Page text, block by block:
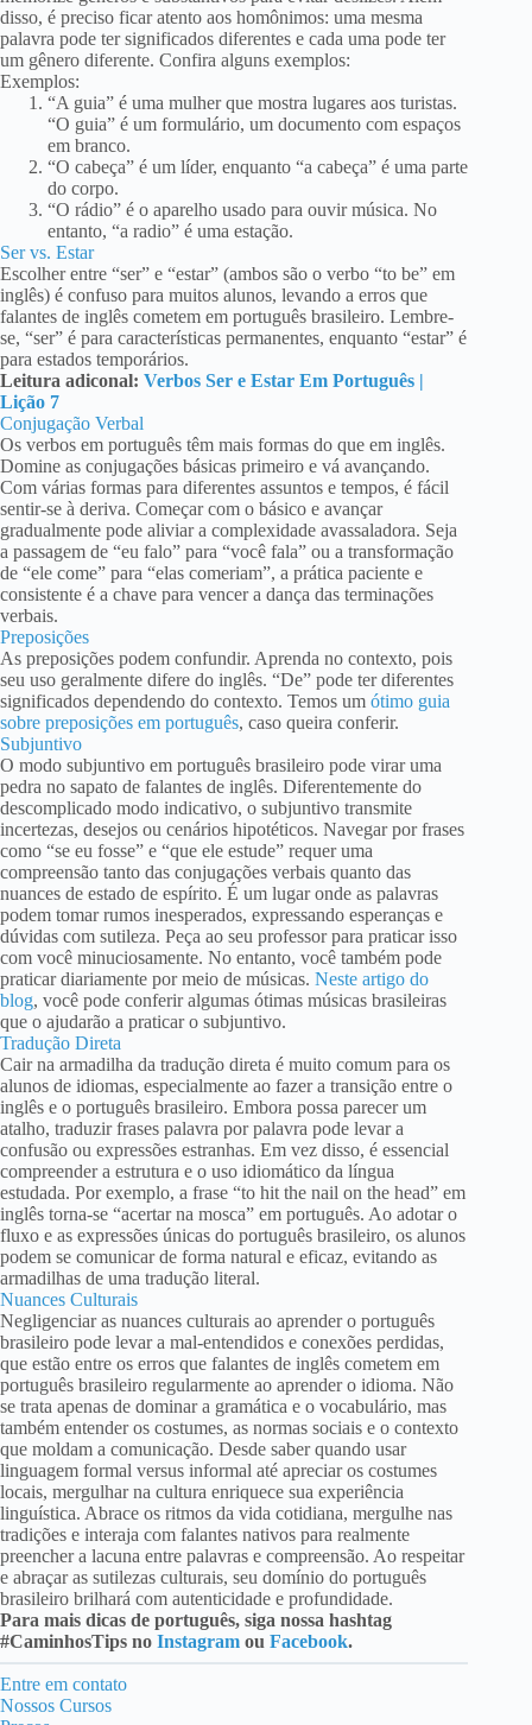
disso, é preciso ficar atento aos homônimos: uma mesma
palavra pode ter significados diferentes e cada uma pode ter
um gênero diferente. Confira alguns exemplos:
Exemplos:
“A guia” é uma mulher que mostra lugares aos turistas.
“O guia” é um formulário, um documento com espaços
em branco.
“O cabeça” é um líder, enquanto “a cabeça” é uma parte
do corpo.
“O rádio” é o aparelho usado para ouvir música. No
entanto, “a radio” é uma estação.
Ser vs. Estar
Escolher entre “ser” e “estar” (ambos são o verbo “to be” em
inglês) é confuso para muitos alunos, levando a erros que
falantes de inglês cometem em português brasileiro. Lembre-
se, “ser” é para características permanentes, enquanto “estar” é
para estados temporários.
Leitura adiconal: Verbos Ser e Estar Em Português |
Lição 7
Conjugação Verbal
Os verbos em português têm mais formas do que em inglês.
Domine as conjugações básicas primeiro e vá avançando.
Com várias formas para diferentes assuntos e tempos, é fácil
sentir-se à deriva. Começar com o básico e avançar
gradualmente pode aliviar a complexidade avassaladora. Seja
a passagem de “eu falo” para “você fala” ou a transformação
de “ele come” para “elas comeriam”, a prática paciente e
consistente é a chave para vencer a dança das terminações
verbais.
Preposições
As preposições podem confundir. Aprenda no contexto, pois
seu uso geralmente difere do inglês. “De” pode ter diferentes
significados dependendo do contexto. Temos um ótimo guia
sobre preposições em português, caso queira conferir.
Subjuntivo
O modo subjuntivo em português brasileiro pode virar uma
pedra no sapato de falantes de inglês. Diferentemente do
descomplicado modo indicativo, o subjuntivo transmite
incertezas, desejos ou cenários hipotéticos. Navegar por frases
como “se eu fosse” e “que ele estude” requer uma
compreensão tanto das conjugações verbais quanto das
nuances de estado de espírito. É um lugar onde as palavras
podem tomar rumos inesperados, expressando esperanças e
dúvidas com sutileza. Peça ao seu professor para praticar isso
com você minuciosamente. No entanto, você também pode
praticar diariamente por meio de músicas. Neste artigo do
blog, você pode conferir algumas ótimas músicas brasileiras
que o ajudarão a praticar o subjuntivo.
Tradução Direta
Cair na armadilha da tradução direta é muito comum para os
alunos de idiomas, especialmente ao fazer a transição entre o
inglês e o português brasileiro. Embora possa parecer um
atalho, traduzir frases palavra por palavra pode levar a
confusão ou expressões estranhas. Em vez disso, é essencial
compreender a estrutura e o uso idiomático da língua
estudada. Por exemplo, a frase “to hit the nail on the head” em
inglês torna-se “acertar na mosca” em português. Ao adotar o
fluxo e as expressões únicas do português brasileiro, os alunos
podem se comunicar de forma natural e eficaz, evitando as
armadilhas de uma tradução literal.
Nuances Culturais
Negligenciar as nuances culturais ao aprender o português
brasileiro pode levar a mal-entendidos e conexões perdidas,
que estão entre os erros que falantes de inglês cometem em
português brasileiro regularmente ao aprender o idioma. Não
se trata apenas de dominar a gramática e o vocabulário, mas
também entender os costumes, as normas sociais e o contexto
que moldam a comunicação. Desde saber quando usar
linguagem formal versus informal até apreciar os costumes
locais, mergulhar na cultura enriquece sua experiência
linguística. Abrace os ritmos da vida cotidiana, mergulhe nas
tradições e interaja com falantes nativos para realmente
preencher a lacuna entre palavras e compreensão. Ao respeitar
e abraçar as sutilezas culturais, seu domínio do português
brasileiro brilhará com autenticidade e profundidade.
Para mais dicas de português, siga nossa hashtag
#CaminhosTips no Instagram ou Facebook.
Entre em contato
Nossos Cursos